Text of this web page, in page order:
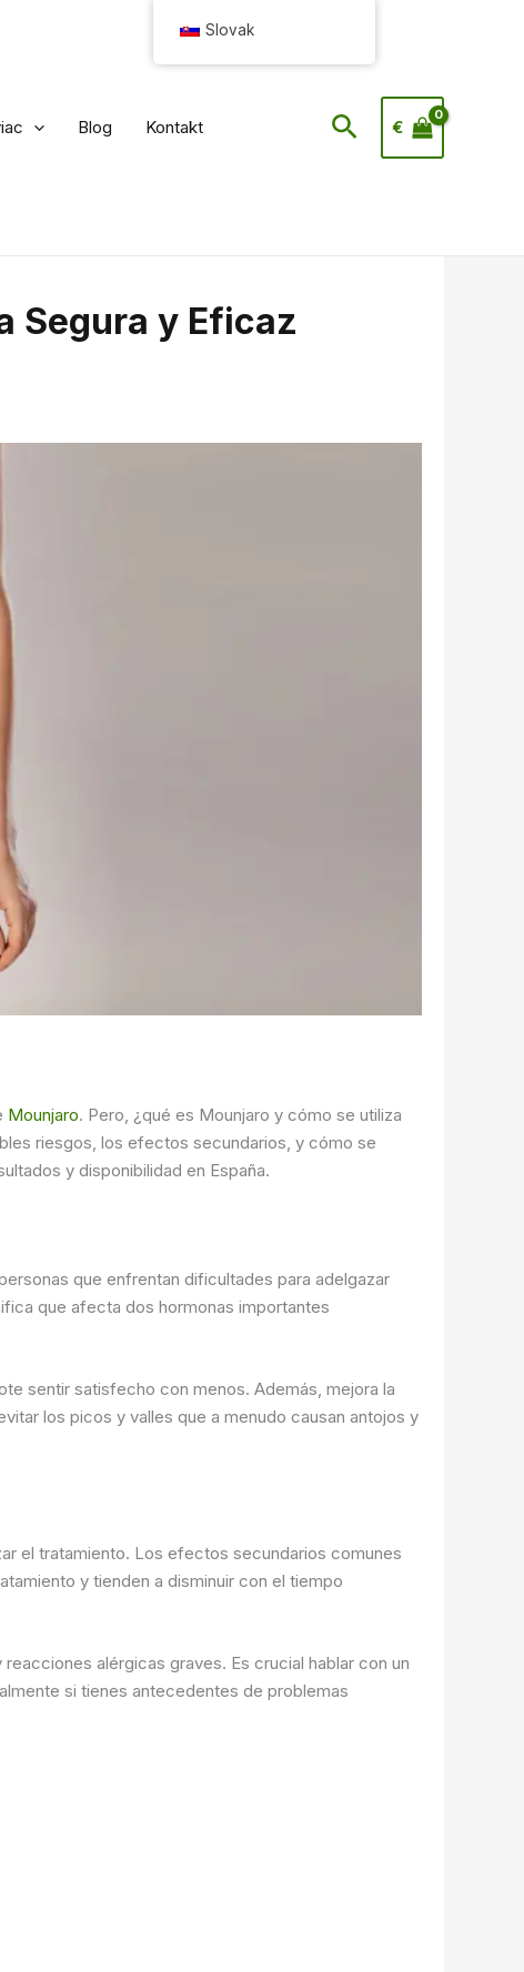
Blog Kontakt Hľadať
€
Segura y Eficaz
Mounjaro. Pero, ¿qué es Mounjaro y cómo se utiliza
riesgos, los efectos secundarios, y cómo se
y disponibilidad en España.
que enfrentan dificultades para adelgazar
que afecta dos hormonas importantes
sentir satisfecho con menos. Además, mejora la
los picos y valles que a menudo causan antojos y
el tratamiento. Los efectos secundarios comunes
y tienden a disminuir con el tiempo
alérgicas graves. Es crucial hablar con un
si tienes antecedentes de problemas
Slovak